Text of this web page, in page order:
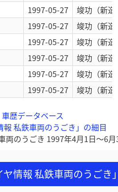
1997-05-27
竣功 （新
1997-05-27
竣功 （新
1997-05-27
竣功 （新
1997-05-27
竣功 （新
1997-05-27
竣功 （新
1997-05-27
竣功 （新
車歴データベース
私鉄車両のうごき」の細目
両のうごき 1997年4月1日～6
情報 私鉄車両のうごき